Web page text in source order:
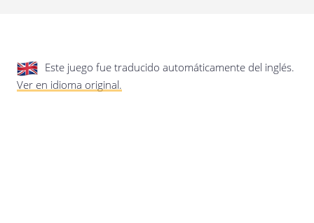
Este juego fue traducido automáticamente del inglés.
Ver en idioma original.